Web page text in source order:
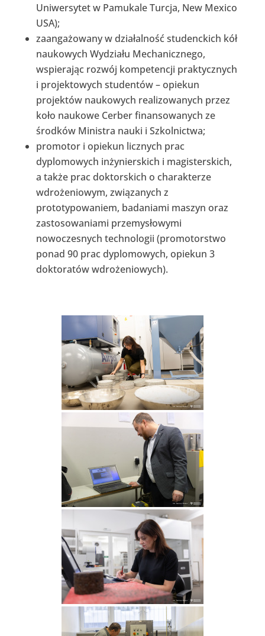
Uniwersytet w Pamukale Turcja, New Mexico
USA);
zaangażowany w działalność studenckich kół
naukowych Wydziału Mechanicznego,
wspierając rozwój kompetencji praktycznych
i projektowych studentów – opiekun
projektów naukowych realizowanych przez
koło naukowe Cerber finansowanych ze
środków Ministra nauki i Szkolnictwa;
promotor i opiekun licznych prac
dyplomowych inżynierskich i magisterskich,
a także prac doktorskich o charakterze
wdrożeniowym, związanych z
prototypowaniem, badaniami maszyn oraz
zastosowaniami przemysłowymi
nowoczesnych technologii (promotorstwo
ponad 90 prac dyplomowych, opiekun 3
doktoratów wdrożeniowych).